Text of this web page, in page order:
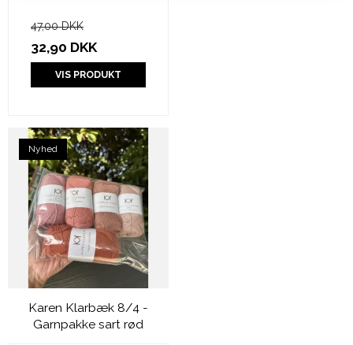
47,00 DKK
32,90 DKK
VIS PRODUKT
Nyhed
Karen Klarbæk 8/4 -
Garnpakke sart rød